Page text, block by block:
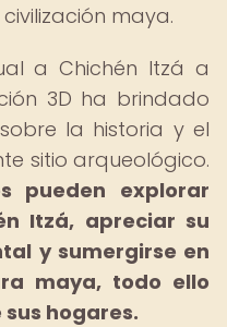
maya.
a Chichén Itzá a
3D ha brindado
la historia y el
sitio arqueológico.
pueden explorar
Itzá, apreciar su
y sumergirse en
maya, todo ello
hogares.